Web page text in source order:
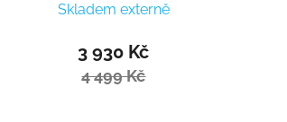
Skladem externě
3 930 Kč
4 499 Kč